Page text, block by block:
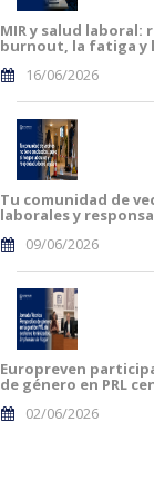
MIR y salud laboral:
burnout, la fatiga y
16/06/2026
Tu comunidad de
laborales y
09/06/2026
Europreven
de género en PRL
02/06/2026